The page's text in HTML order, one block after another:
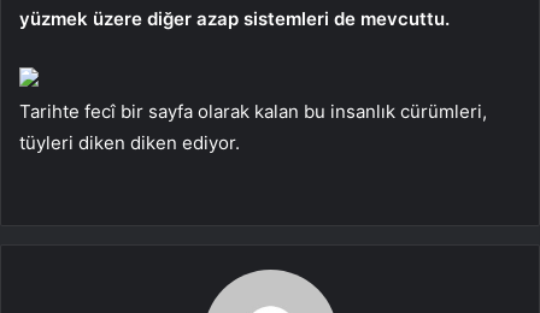
yüzmek üzere diğer azap sistemleri de mevcuttu.
Tarihte fecî bir sayfa olarak kalan bu insanlık cürümleri,
tüyleri diken diken ediyor.